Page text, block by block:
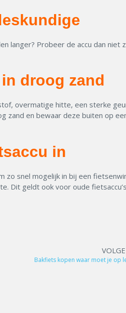
langer? Probeer de accu dan niet
droog zand
overmatige hitte, een sterke
zand en bewaar deze buiten op
in
zo snel mogelijk in bij een
Dit geldt ook voor oude
Bakfiets kopen waar moet je op